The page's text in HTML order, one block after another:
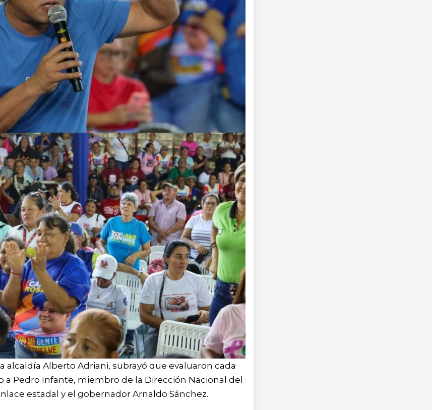
alcaldía Alberto Adriani, subrayó que evaluaron cada
a Pedro Infante, miembro de la Dirección Nacional del
estadal y el gobernador Arnaldo Sánchez.